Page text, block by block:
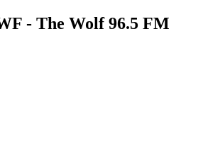
- The Wolf 96.5 FM